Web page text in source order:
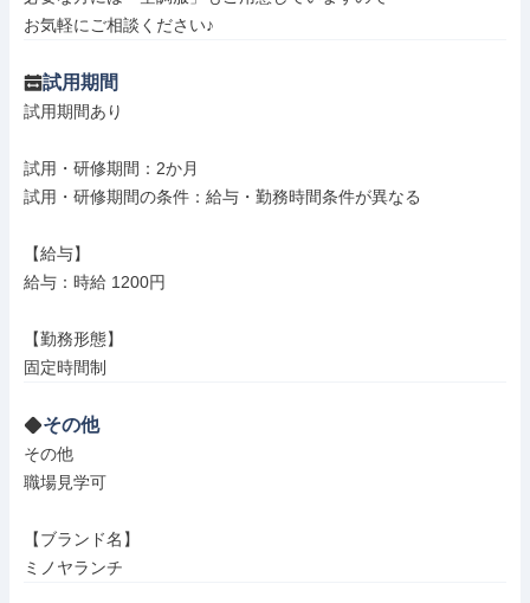
お気軽にご相談ください♪
試用期間
試用期間あり
試用・研修期間：2か月
試用・研修期間の条件：給与・勤務時間条件が異なる
【給与】
給与：時給 1200円
【勤務形態】
その他
その他
職場見学可
【ブランド名】
ミノヤランチ